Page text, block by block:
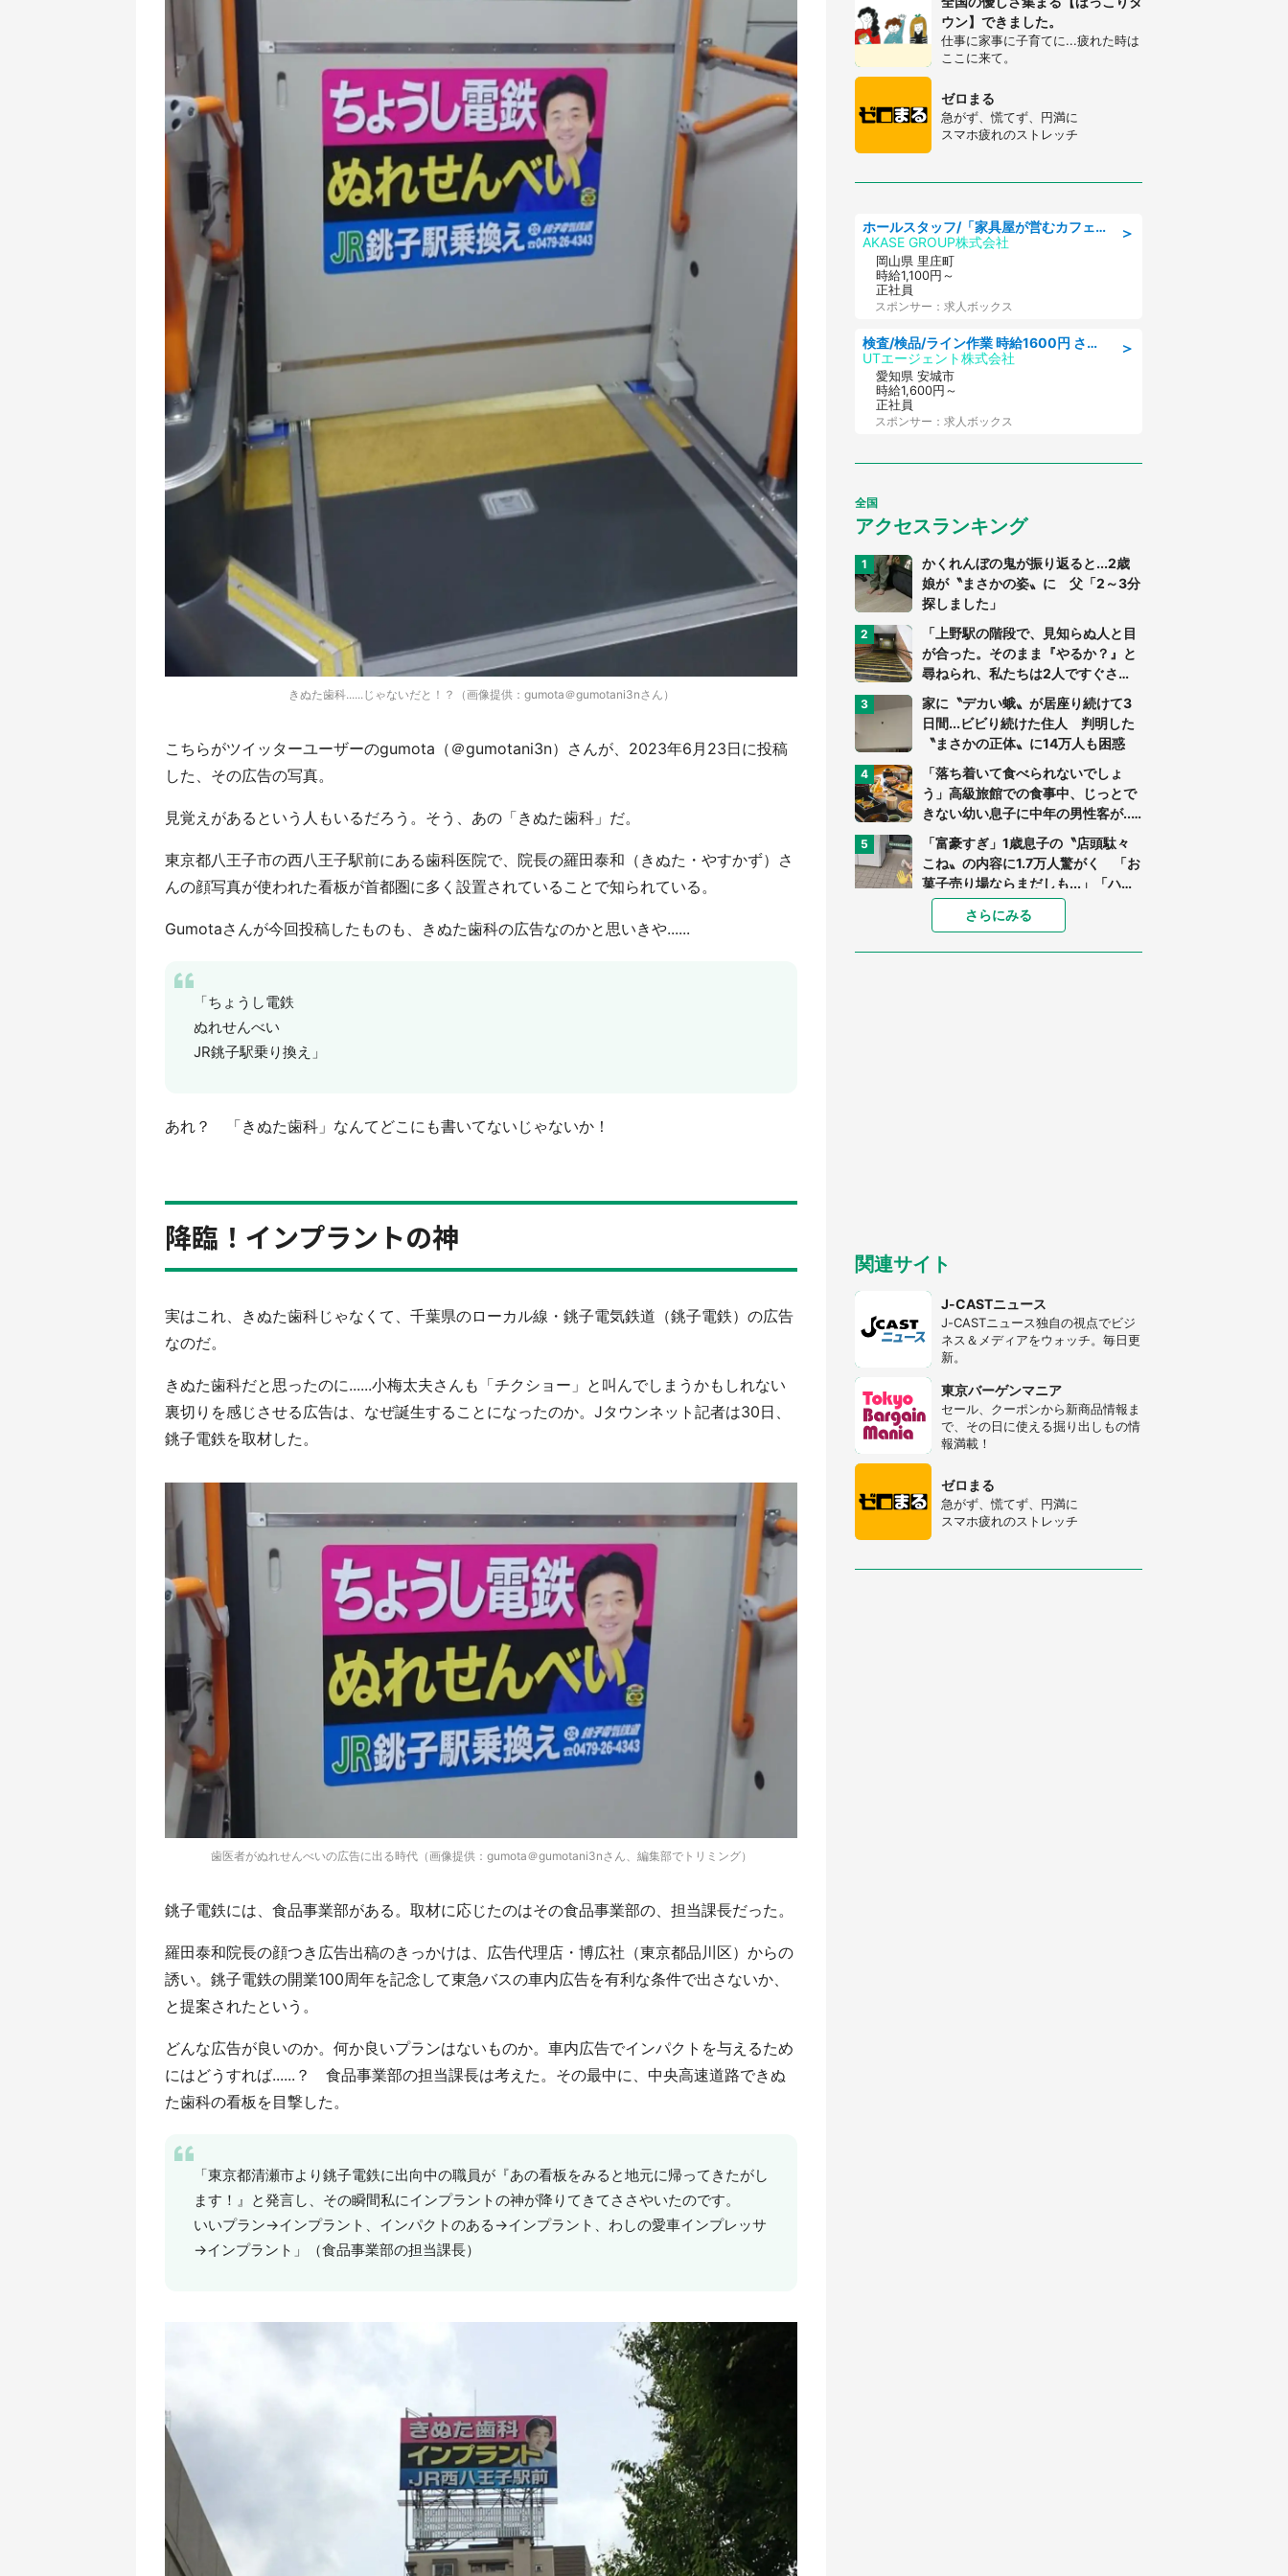
きぬた歯科......じゃないだと！？（画像提供：gumota＠gumotani3nさん）
こちらがツイッターユーザーのgumota（＠gumotani3n）さんが、2023年6月23日に投稿
した、その広告の写真。
見覚えがあるという人もいるだろう。そう、あの「きぬた歯科」だ。
東京都八王子市の西八王子駅前にある歯科医院で、院長の羅田泰和（きぬた・やすかず）さ
んの顔写真が使われた看板が首都圏に多く設置されていることで知られている。
Gumotaさんが今回投稿したものも、きぬた歯科の広告なのかと思いきや......
「ちょうし電鉄
ぬれせんべい
JR銚子駅乗り換え」
あれ？ 「きぬた歯科」なんてどこにも書いてないじゃないか！
降臨！インプラントの神
実はこれ、きぬた歯科じゃなくて、千葉県のローカル線・銚子電気鉄道（銚子電鉄）の広告
なのだ。
きぬた歯科だと思ったのに......小梅太夫さんも「チクショー」と叫んでしまうかもしれない
裏切りを感じさせる広告は、なぜ誕生することになったのか。Jタウンネット記者は30日、
銚子電鉄を取材した。
歯医者がぬれせんべいの広告に出る時代（画像提供：gumota＠gumotani3nさん、編集部でトリミング）
銚子電鉄には、食品事業部がある。取材に応じたのはその食品事業部の、担当課長だった。
羅田泰和院長の顔つき広告出稿のきっかけは、広告代理店・博広社（東京都品川区）からの
誘い。銚子電鉄の開業100周年を記念して東急バスの車内広告を有利な条件で出さないか、
と提案されたという。
どんな広告が良いのか。何か良いプランはないものか。車内広告でインパクトを与えるため
にはどうすれば......？ 食品事業部の担当課長は考えた。その最中に、中央高速道路できぬ
た歯科の看板を目撃した。
「東京都清瀬市より銚子電鉄に出向中の職員が『あの看板をみると地元に帰ってきたがし
ます！』と発言し、その瞬間私にインプラントの神が降りてきてささやいたのです。
いいプラン→インプラント、インパクトのある→インプラント、わしの愛車インプレッサ
→インプラント」（食品事業部の担当課長）
ウン】できました。
仕事に家事に子育てに...疲れた時は
ここに来て。
ゼロまる
急がず、慌てず、円満に
スマホ疲れのストレッチ
＞
ホールスタッフ/「家具屋が営むカフェスタッフ!」週2日～OK!嬉しいまかない付き/岡山県/浅口郡里庄町
AKASE GROUP株式会社
岡山県 里庄町
時給1,100円～
正社員
スポンサー：求人ボックス
＞
検査/検品/ライン作業 時給1600円 さら半年ごとに時給50円UP 検品·検査
UTエージェント株式会社
愛知県 安城市
時給1,600円～
正社員
スポンサー：求人ボックス
全国
アクセスランキング
かくれんぼの鬼が振り返ると...2歳
娘が〝まさかの姿〟に 父「2～3分
探しました」
「上野駅の階段で、見知らぬ人と目
が合った。そのまま『やるか？』と
尋ねられ、私たちは2人ですぐさ
ま...」（茨城県・70代男性）
家に〝デカい蛾〟が居座り続けて3
日間...ビビり続けた住人 判明した
〝まさかの正体〟に14万人も困惑
「落ち着いて食べられないでしょ
う」高級旅館での食事中、じっとで
きない幼い息子に中年の男性客が...
（東京都・40代男性）
「富豪すぎ」1歳息子の〝店頭駄々
こね〟の内容に1.7万人驚がく 「お
菓子売り場ならまだしも...」「ハー
ドル高い」
「閉所恐怖症の私は新幹線で大パニ
ック。隣席の青年に『手を繋いで』
とお願いしたら...」 体験談に8万
県・30代女性）
さらにみる
関連サイト
J-CASTニュース
J-CASTニュース独自の視点でビジ
ネス＆メディアをウォッチ。毎日更
新。
東京バーゲンマニア
セール、クーポンから新商品情報ま
で、その日に使える掘り出しもの情
報満載！
ゼロまる
急がず、慌てず、円満に
スマホ疲れのストレッチ